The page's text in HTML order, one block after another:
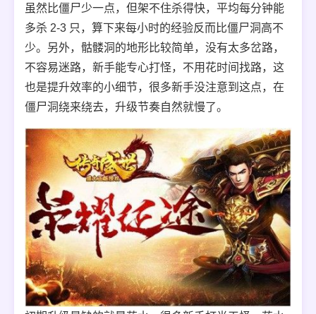
虽然比僵尸少一点，但架不住杀得快，平均每分钟能
多杀 2-3 只，算下来每小时的经验反而比僵尸洞高不
少。另外，骷髅洞的地形比较简单，没有太多岔路，
不容易迷路，新手能专心打怪，不用花时间找路，这
也是提升效率的小细节，很多新手没注意到这点，在
僵尸洞绕来绕去，升级节奏自然就慢了。